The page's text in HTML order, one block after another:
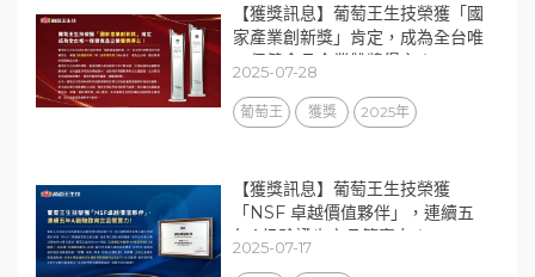
【獲獎訊息】葡萄王生技榮獲「國
家產業創新獎」肯定，成為全台唯
一保健食品企業雙獎得主！
2025-07-28
葡萄王 獲獎 2025年
【獲獎訊息】葡萄王生技榮獲
「NSF 卓越價值夥伴」，連續五
年A級驗證肯定品管實力！
2025-07-17